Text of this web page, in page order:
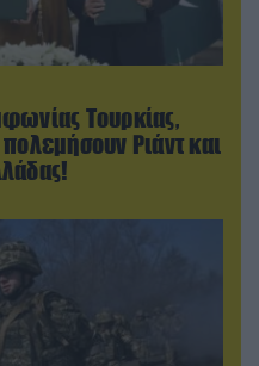
Τουρκίας,
Ριάντ και